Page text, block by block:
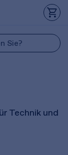
Technik und